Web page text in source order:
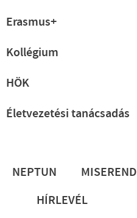
Erasmus+
Kollégium
HÖK
Életvezetési tanácsadás
Lábléc
NEPTUN MISEREND
HÍRLEVÉL